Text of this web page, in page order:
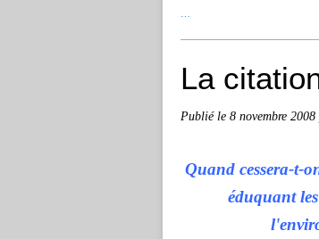
La
Publié le 8 novembre 2008
Quand cessera-t-
éduquant